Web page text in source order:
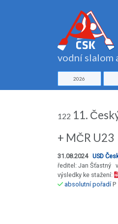
vodní slalom
2026
122 11.
+ MČR U23
31.08.2024 USD
ředitel: Jan Šťastný
výsledky ke stažení:
absolutní pořadíP